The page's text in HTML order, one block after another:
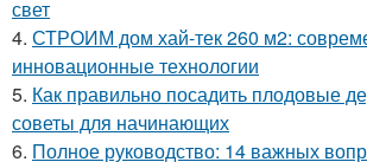
свет
4. СТРОИМ дом хай-тек 260 м2:
инновационные технологии
5. Как правильно посадить плодовые
советы для начинающих
6. Полное руководство: 14 важных